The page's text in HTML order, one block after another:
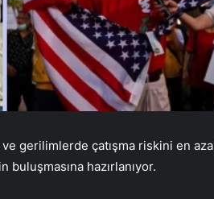
gerilimlerde çatışma riskini en
hazırlanıyor.